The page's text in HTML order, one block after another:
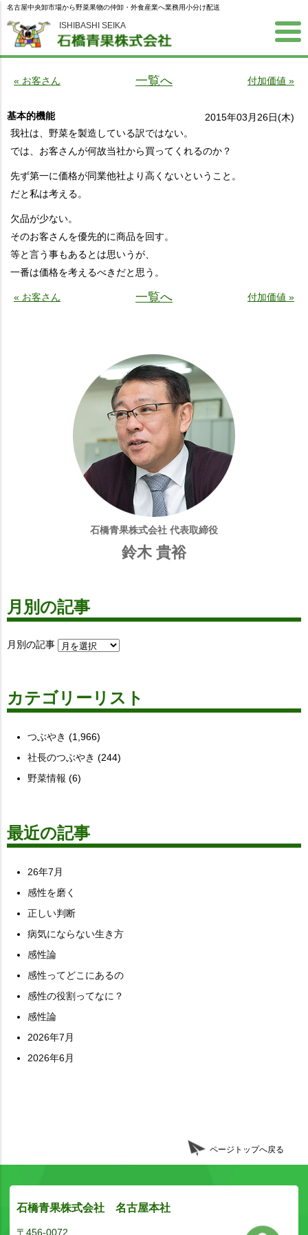
ISHIBASHI SEIKA
名古屋中央卸市場から野菜果物の仲卸・外食産業へ業務用小分け配送
« お客さん 一覧へ 付加価値 »
基本的機能
2015年03月26日(木)
我社は、野菜を製造している訳ではない。
では、お客さんが何故当社から買ってくれるのか？
先ず第一に価格が同業他社より高くないということ。
だと私は考える。
欠品が少ない。
そのお客さんを優先的に商品を回す。
等と言う事もあるとは思いうが、
一番は価格を考えるべきだと思う。
« お客さん 一覧へ 付加価値 »
石橋青果株式会社 代表取締役
鈴木 貴裕
月別の記事
月別の記事
カテゴリーリスト
つぶやき (1,966)
社長のつぶやき (244)
野菜情報 (6)
最近の記事
26年7月
感性を磨く
正しい判断
病気にならない生き方
感性論
感性ってどこにあるの
感性の役割ってなに？
感性論
2026年7月
2026年6月
ページトップへ戻る
石橋青果株式会社 名古屋本社
〒456-0072